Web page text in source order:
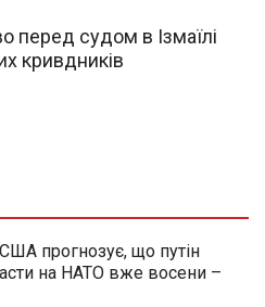
перед судом в Ізмаїлі
кривдників
прогнозує, що путін
на НАТО вже восени –